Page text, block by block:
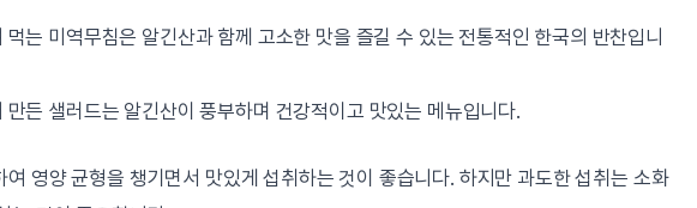
는 미역무침은 알긴산과 함께 고소한 맛을 즐길 수 있는 전통적인 한국의 반찬입니
만든 샐러드는 알긴산이 풍부하며 건강적이고 맛있는 메뉴입니다.
영양 균형을 챙기면서 맛있게 섭취하는 것이 좋습니다. 하지만 과도한 섭취는 소화